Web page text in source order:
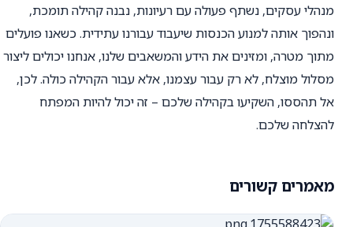
מנהלי עסקים, נשתף פעולה עם רעיונות, נבנה קהילה תומכת,
ונהפוך אותה למנוע הכנסות שיעבוד עבורנו עתידית. כשאנו פועלים
מתוך מטרה, ומזינים את הידע והמשאבים שלנו, אנחנו יכולים ליצור
מסלול מוצלח, לא רק עבור עצמנו, אלא עבור הקהילה כולה. לכן,
אל תהססו, השקיעו בקהילה שלכם – זה יכול להיות המפתח
להצלחה שלכם.
מאמרים קשורים